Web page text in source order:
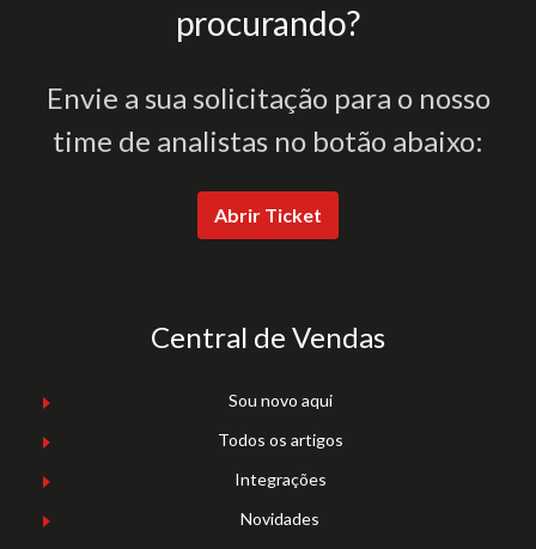
procurando?
Envie a sua solicitação para o nosso
time de analistas no botão abaixo:
Abrir Ticket
Central de Vendas
Sou novo aqui
Todos os artigos
Integrações
Novidades